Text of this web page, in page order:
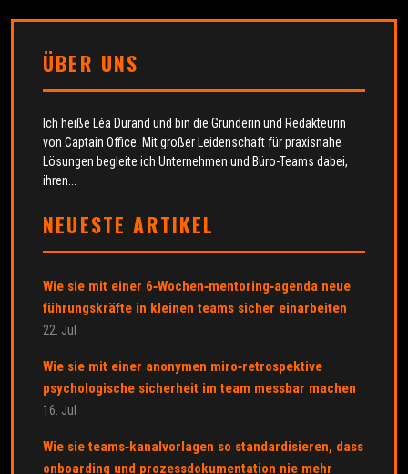
ÜBER UNS
Ich heiße Léa Durand und bin die Gründerin und Redakteurin
von Captain Office. Mit großer Leidenschaft für praxisnahe
Lösungen begleite ich Unternehmen und Büro-Teams dabei,
ihren...
NEUESTE ARTIKEL
Wie sie mit einer 6‑Wochen‑mentoring‑agenda neue
führungskräfte in kleinen teams sicher einarbeiten
22. Jul
Wie sie mit einer anonymen miro‑retrospektive
psychologische sicherheit im team messbar machen
16. Jul
Wie sie teams‑kanalvorlagen so standardisieren, dass
onboarding und prozessdokumentation nie mehr